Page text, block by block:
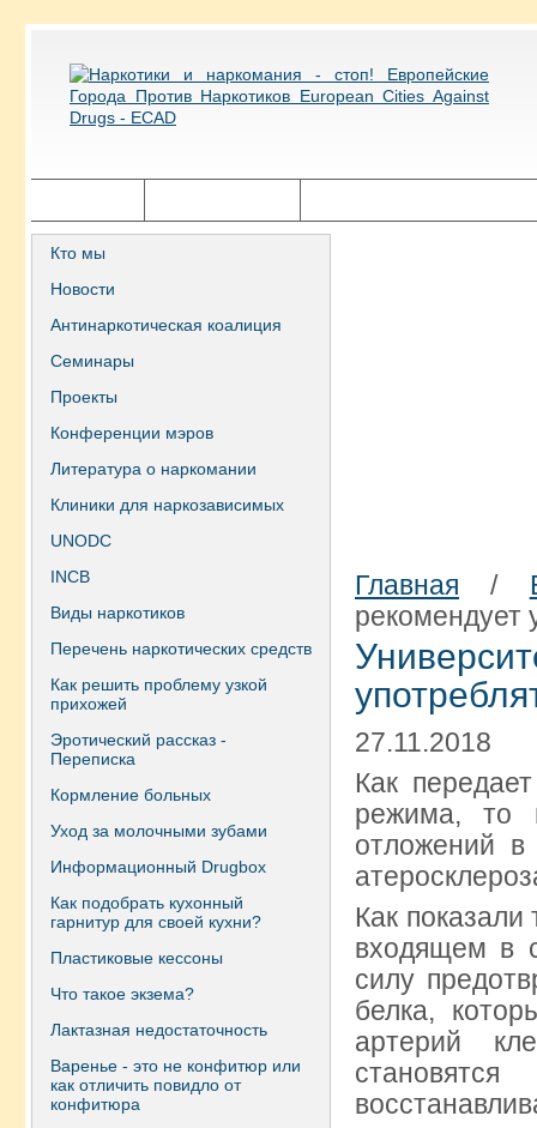
Кто мы
Новости
Антинаркотическая коалиция
Семинары
Проекты
Конференции мэров
Литература о наркомании
Клиники для наркозависимых
UNODC
INCB
Виды наркотиков
Перечень наркотических средств
Как решить проблему узкой
прихожей
Эротический рассказ -
Переписка
Кормление больных
Уход за молочными зубами
Информационный Drugbox
Как подобрать кухонный
гарнитур для своей кухни?
Пластиковые кессоны
Что такое экзема?
Лактазная недостаточность
Варенье - это не конфитюр или
как отличить повидло от
конфитюра
Главная /
рекомендует
27.11.2018
Как
режима, то
отложений
Как
входящем в
силу
белка,
артерий